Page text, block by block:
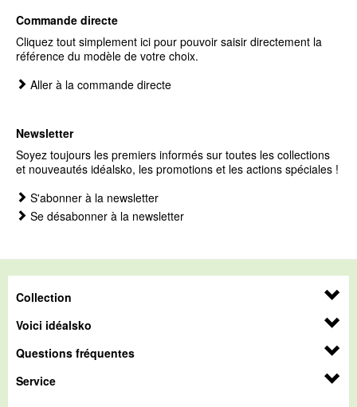
Commande directe
Cliquez tout simplement ici pour pouvoir saisir directement la
référence du modèle de votre choix.
Aller à la commande directe
Newsletter
Soyez toujours les premiers informés sur toutes les collections
et nouveautés idéalsko, les promotions et les actions spéciales !
S'abonner à la newsletter
Se désabonner à la newsletter
Collection
Voici idéalsko
Questions fréquentes
Service